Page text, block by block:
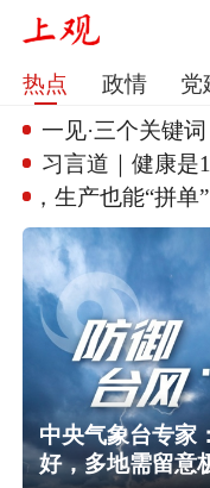
热点 政情 党
一见·三个关键
习言道｜健康是
多部门“攥指成
中央气象台专家
好，多地需留意
伊朗媒